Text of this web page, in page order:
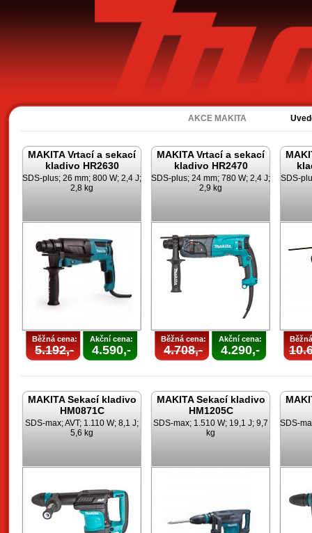
AKCE MAKITA
MAKITA Vrtací a sekací
kladivo HR2630
SDS-plus; 26 mm; 800 W; 2,4 J;
2,8 kg
Běžná cena:
5.192,-
Akční cena:
4.590,-
MAKITA Vrtací a sekací
kladivo HR2470
SDS-plus; 24 mm; 780 W; 2,4 J;
2,9 kg
Běžná cena:
4.708,-
Akční cena:
4.290,-
SDS-
MAKITA Sekací kladivo
HM0871C
SDS-max; AVT; 1.110 W; 8,1 J;
5,6 kg
MAKITA Sekací kladivo
HM1205C
SDS-max; 1.510 W; 19,1 J; 9,7
kg
SDS-